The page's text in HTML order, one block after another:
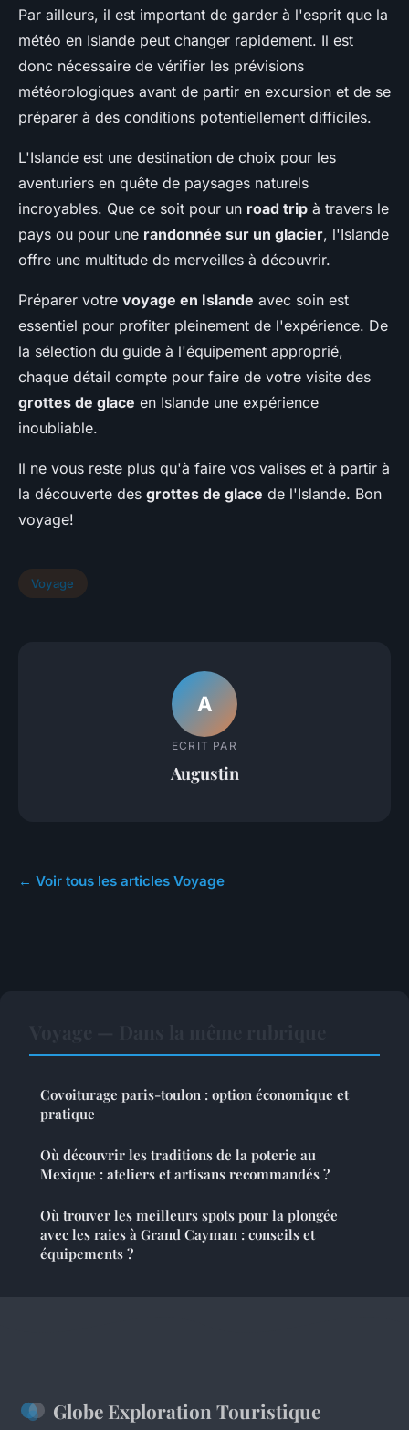
Par ailleurs, il est important de garder à l'esprit que la
météo en Islande peut changer rapidement. Il est
donc nécessaire de vérifier les prévisions
météorologiques avant de partir en excursion et de se
préparer à des conditions potentiellement difficiles.
L'Islande est une destination de choix pour les
aventuriers en quête de paysages naturels
incroyables. Que ce soit pour un road trip à travers le
pays ou pour une randonnée sur un glacier, l'Islande
offre une multitude de merveilles à découvrir.
Préparer votre voyage en Islande avec soin est
essentiel pour profiter pleinement de l'expérience. De
la sélection du guide à l'équipement approprié,
chaque détail compte pour faire de votre visite des
grottes de glace en Islande une expérience
inoubliable.
Il ne vous reste plus qu'à faire vos valises et à partir à
la découverte des grottes de glace de l'Islande. Bon
voyage!
Voyage
A
ECRIT PAR
Augustin
← Voir tous les articles Voyage
Covoiturage paris-toulon : option économique et
pratique
Où découvrir les traditions de la poterie au
Mexique : ateliers et artisans recommandés ?
Où trouver les meilleurs spots pour la plongée
avec les raies à Grand Cayman : conseils et
équipements ?
Globe Exploration Touristique